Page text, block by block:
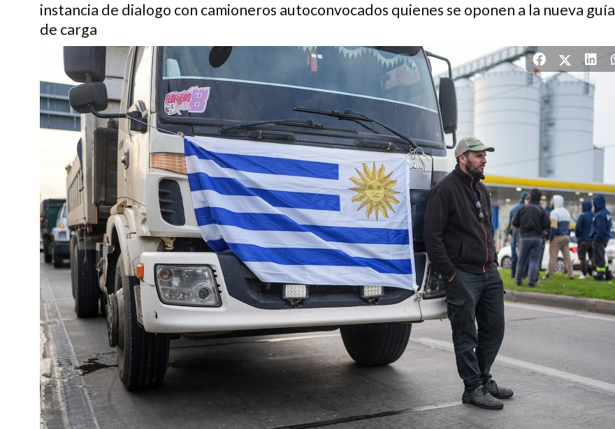
instancia de dialogo con camioneros autoconvocados quienes se oponen a la nueva guía
de carga